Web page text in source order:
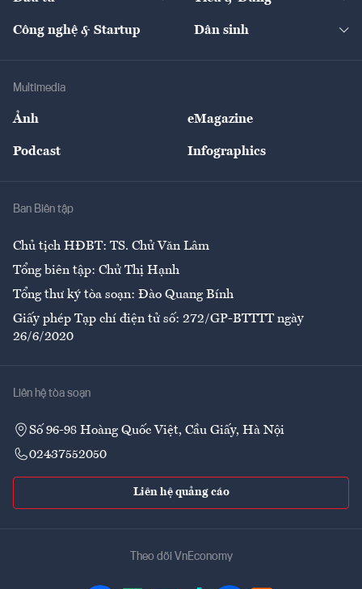
Tư vấn
Thị trường
Nông sản
Giải trí
Công nghệ & Startup Dân sinh
Multimedia
Ảnh eMagazine
Podcast Infographics
Ban Biên tập
Chủ tịch HĐBT: TS. Chử Văn Lâm
Tổng biên tập: Chử Thị Hạnh
Tổng thư ký tòa soạn: Đào Quang Bính
Giấy phép Tạp chí điện tử số: 272/GP-BTTTT ngày
26/6/2020
Liên hệ tòa soạn
Số 96-98 Hoàng Quốc Việt, Cầu Giấy, Hà Nội
02437552050
Liên hệ quảng cáo
Theo dõi VnEconomy